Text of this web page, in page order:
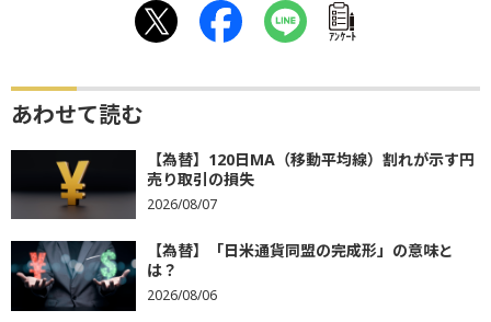
ｱﾝｹｰﾄ
あわせて読む
【為替】120日MA（移動平均線）割れが示す円
売り取引の損失
2026/08/07
【為替】「日米通貨同盟の完成形」の意味と
は？
2026/08/06